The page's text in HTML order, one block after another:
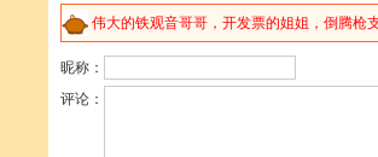
伟大的铁观音哥哥，开发票的姐姐，倒腾枪
昵称：
评论：